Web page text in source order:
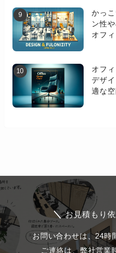
かっ
ン性
オフ
オフ
デザ
適な
＼ お見積もり
お問い合わせは、24時
ご連絡は、弊社営業